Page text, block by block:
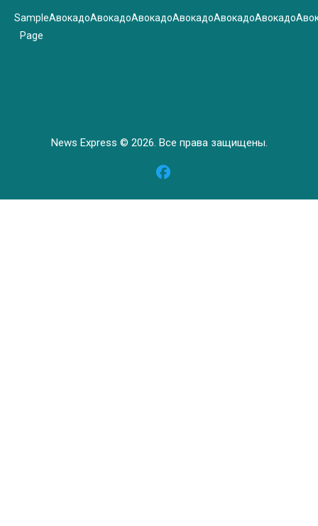
Sample
Page
АвокадоАвокадоАвокадоАвокадоАвокадоАвокадо
News Express © 2026. Все права защищены.